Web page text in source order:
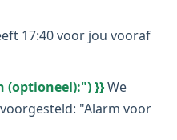
17:40 voor jou vooraf
(optioneel):") }}We
"Alarm voor